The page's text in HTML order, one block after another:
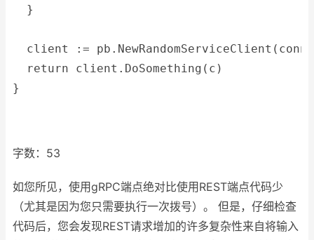
  }
  client := pb.NewRandomServiceClient(conn)
  return client.DoSomething(c)
}
字数：53
如您所见，使用gRPC端点绝对比使用REST端点代码少
（尤其是因为您只需要执行一次拨号）。 但是，仔细检查
代码后，您会发现REST请求增加的许多复杂性来自将输入